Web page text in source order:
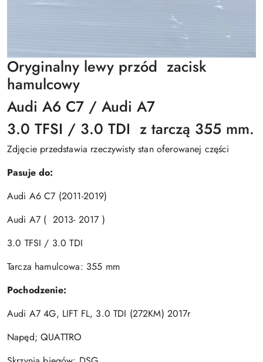
Oryginalny lewy przód zacisk
hamulcowy
Audi A6 C7 / Audi A7
3.0 TFSI / 3.0 TDI z tarczą 355 mm.
Zdjęcie przedstawia rzeczywisty stan oferowanej części
Pasuje do:
Audi A6 C7 (2011-2019)
Audi A7 ( 2013- 2017 )
3.0 TFSI / 3.0 TDI
Tarcza hamulcowa: 355 mm
Pochodzenie:
Audi A7 4G, LIFT FL, 3.0 TDI (272KM) 2017r
Napęd; QUATTRO